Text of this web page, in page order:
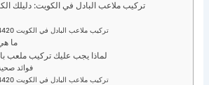
تركيب ملاعب البادل في الكويت: دليلك
تركيب ملاعب البادل في الكويت 51064420
ما
لماذا يجب عليك تركيب ملعب
فوائد
تركيب ملاعب البادل في الكويت 51064420